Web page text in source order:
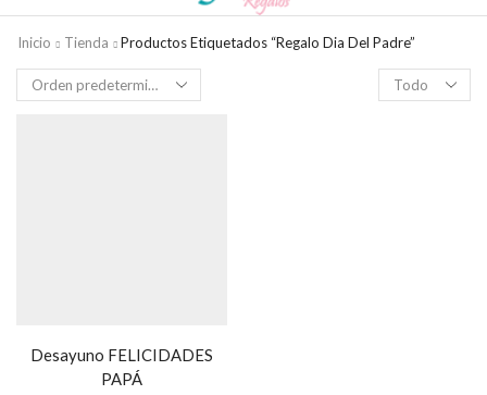
Inicio Tienda
Productos Etiquetados “regalo Dia Del Padre”
Filas
por
Desayuno FELICIDADES
PAPÁ